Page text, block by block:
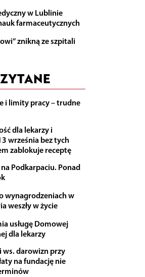
w Lublinie
farmaceutycznych
znikną ze szpitali
i limity pracy – trudne
dla lekarzy i
września bez tych
zablokuje receptę
Podkarpaciu. Ponad
wynagrodzeniach w
weszły w życie
usługę Domowej
dla lekarzy
ws. darowizn przy
na fundację nie